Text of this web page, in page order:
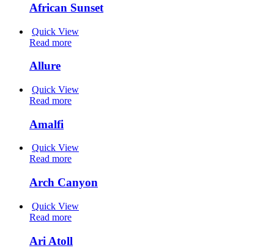
African Sunset
Quick View
Read more
Allure
Quick View
Read more
Amalfi
Quick View
Read more
Arch Canyon
Quick View
Read more
Ari Atoll